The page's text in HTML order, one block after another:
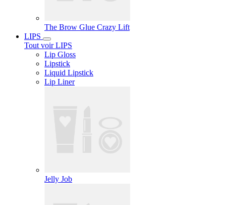
The Brow Glue Crazy Lift
LIPS
Tout voir LIPS
Lip Gloss
Lipstick
Liquid Lipstick
Lip Liner
Jelly Job